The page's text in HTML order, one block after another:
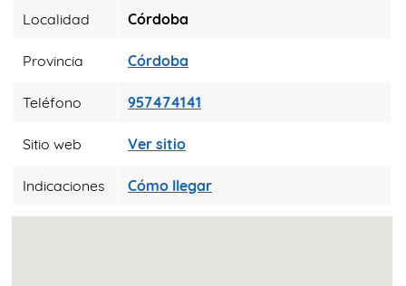
Localidad Córdoba
Provincia Córdoba
Teléfono 957474141
Sitio web Ver sitio
Indicaciones Cómo llegar